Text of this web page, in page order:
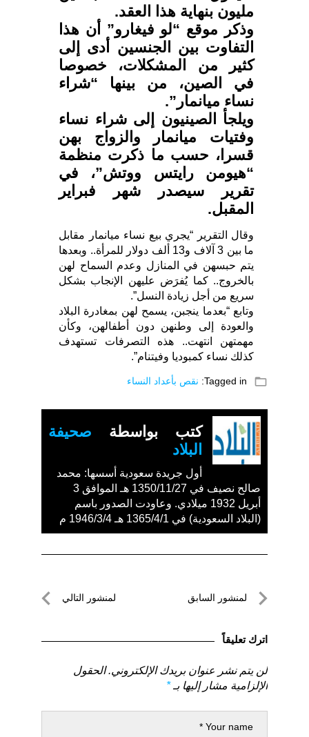
مليون بنهاية هذا العقد.
وذكر موقع “لو فيغارو” أن هذا
التفاوت بين الجنسين أدى إلى
كثير من المشكلات، خصوصا
في الصين، من بينها “شراء
نساء ميانمار”.
ويلجأ الصينيون إلى شراء نساء
وفتيات ميانمار والزواج بهن
قسرا، حسب ما ذكرت منظمة
“هيومن رايتس ووتش”، في
تقرير سيصدر شهر فبراير
المقبل.
وقال التقرير “يجري بيع نساء ميانمار مقابل
ما بين 3 آلاف و13 ألف دولار للمرأة.. وبعدها
يتم حبسهن في المنازل وعدم السماح لهن
بالخروج.. كما يُفرَض عليهن الإنجاب بشكل
سريع من أجل زيادة النسل”.
وتابع “بعدما ينجبن، يسمح لهن بمغادرة البلاد
والعودة إلى وطنهن دون أطفالهن، وكأن
مهمتهن انتهت.. هذه التصرفات تستهدف
كذلك نساء كمبوديا وفيتنام”.
folder_open
Tagged in: نقص بأعداد النساء
كتب بواسطة صحيفة
البلاد
أول جريدة سعودية أسسها: محمد
صالح نصيف في 1350/11/27 هـ الموافق 3
أبريل 1932 ميلادي. وعاودت الصدور باسم
(البلاد السعودية) في 1365/4/1 هـ 1946/3/4 م
تصفّحلمنشور السابق
السابق
لمنشور التالي
اترك تعليقاً
لن يتم نشر عنوان بريدك الإلكتروني. الحقول
الإلزامية مشار إليها بـ*